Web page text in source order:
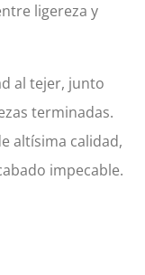
ligereza y
al tejer, junto
terminadas.
altísima calidad,
impecable.